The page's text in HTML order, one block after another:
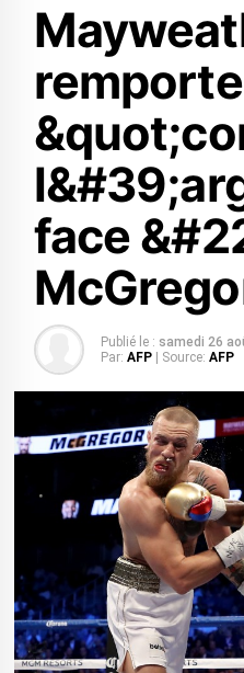
face
Publié le : samedi 26
Par: AFP | Source: AFP